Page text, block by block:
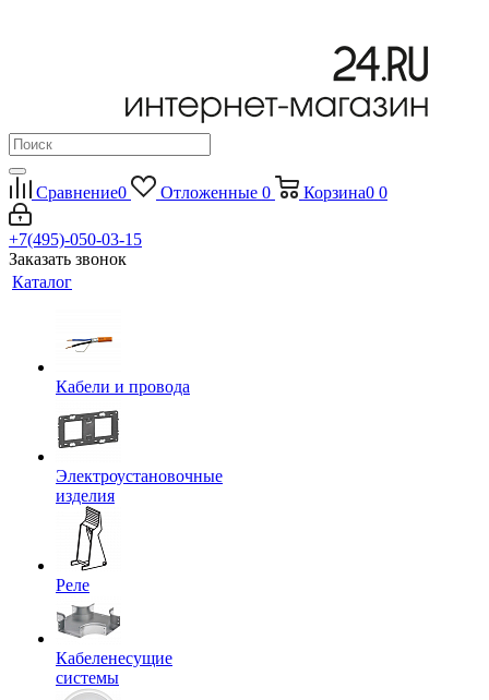
Сравнение0 Отложенные 0 Корзина0 0
+7(495)-050-03-15
Заказать звонок
Каталог
Кабели и провода
Электроустановочные
изделия
Реле
Кабеленесущие
системы